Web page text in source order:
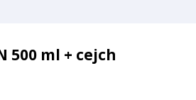
500 ml + cejch